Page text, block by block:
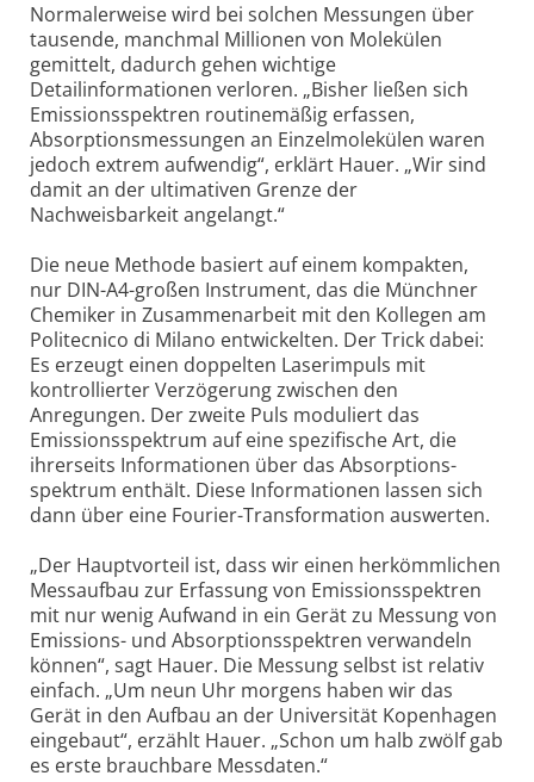
Normalerweise wird bei solchen Messungen über
tausende, manchmal Millionen von Molekülen
gemittelt, dadurch gehen wichtige
Detailinformationen verloren. „Bisher ließen sich
Emissions­spektren routinemäßig erfassen,
Absorptions­messungen an Einzelmolekülen waren
jedoch extrem aufwendig“, erklärt Hauer. „Wir sind
damit an der ultimativen Grenze der
Nachweisbarkeit angelangt.“
Die neue Methode basiert auf einem kompakten,
nur DIN-A4-großen Instrument, das die Münchner
Chemiker in Zusammenarbeit mit den Kollegen am
Politecnico di Milano entwickelten. Der Trick dabei:
Es erzeugt einen doppelten Laserimpuls mit
kontrollierter Verzögerung zwischen den
Anregungen. Der zweite Puls moduliert das
Emissions­spektrum auf eine spezifische Art, die
ihrerseits Informationen über das Absorptions­
spektrum enthält. Diese Informationen lassen sich
dann über eine Fourier-Transformation auswerten.
„Der Hauptvorteil ist, dass wir einen herkömmlichen
Messaufbau zur Erfassung von Emissionsspektren
mit nur wenig Aufwand in ein Gerät zu Messung von
Emissions- und Absorptions­spektren verwandeln
können“, sagt Hauer. Die Messung selbst ist relativ
einfach. „Um neun Uhr morgens haben wir das
Gerät in den Aufbau an der Universität Kopenhagen
eingebaut“, erzählt Hauer. „Schon um halb zwölf gab
es erste brauchbare Messdaten.“